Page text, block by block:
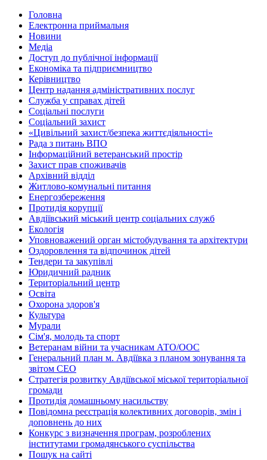
Головна
Електронна приймальня
Новини
Медіа
Доступ до публічної інформації
Економіка та підприємництво
Керівництво
Центр надання адміністративних послуг
Служба у справах дітей
Соціальні послуги
Соціальний захист
«Цивільний захист/безпека життєдіяльності»
Рада з питань ВПО
Інформаційний ветеранський простір
Захист прав споживачів
Архівний відділ
Житлово-комунальні питання
Енергозбереження
Протидія корупції
Авдіївський міський центр соціальних служб
Екологія
Уповноважений орган містобудування та архітектури
Оздоровлення та відпочинок дітей
Тендери та закупівлі
Юридичний радник
Територіальний центр
Освіта
Охорона здоров'я
Культура
Мурали
Сім'я, молодь та спорт
Ветеранам війни та учасникам АТО/ООС
Генеральний план м. Авдіївка з планом зонування та
звітом СЕО
Стратегія розвитку Авдіївської міської територіальної
громади
Протидія домашньому насильству
Повідомна реєстрація колективних договорів, змін і
доповнень до них
Конкурс з визначення програм, розроблених
інститутами громадянського суспільства
Пошук на сайті